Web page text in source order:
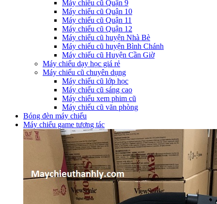
Máy chiếu cũ Quận 9
Máy chiếu cũ Quận 10
Máy chiếu cũ Quận 11
Máy chiếu cũ Quận 12
Máy chiếu cũ huyện Nhà Bè
Máy chiếu cũ huyện Bình Chánh
Máy chiếu cũ Huyện Cần Giờ
Máy chiếu dạy học giá rẻ
Máy chiếu cũ chuyên dụng
Máy chiếu cũ lớp học
Máy chiếu cũ sáng cao
Máy chiếu xem phim cũ
Máy chiếu cũ văn phòng
Bóng đèn máy chiếu
Máy chiếu game tương tác